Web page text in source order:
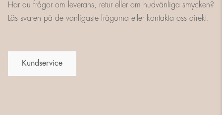
Har du frågor om leverans, retur eller om hudvänliga smycken?
Läs svaren på de vanligaste frågorna eller kontakta oss direkt.
Kundservice